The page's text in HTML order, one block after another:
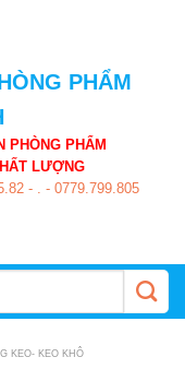
PHẨM
PHÒNG PHẨM
LƯỢNG
- . - 0779.799.805
KEO- KEO KHÔ